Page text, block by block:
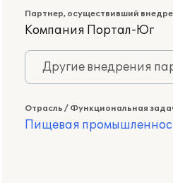
Партнер, осуществивший
Компания Портал-Юг
Другие внедрения
Отрасль / Функциональная
Пищевая